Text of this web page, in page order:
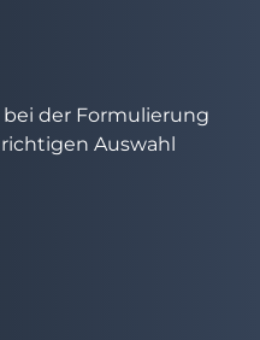
der Formulierung
Auswahl